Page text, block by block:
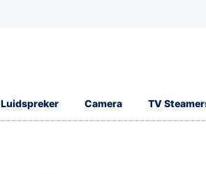
Luidspreker Camera TV